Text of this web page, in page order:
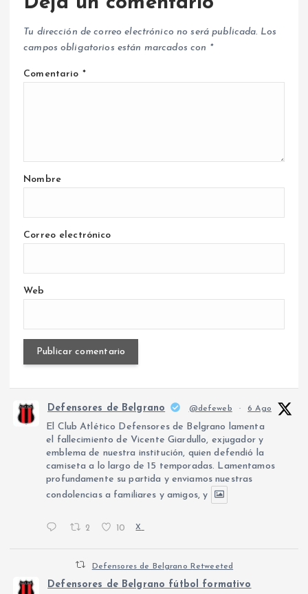
Tu dirección de correo electrónico no será publicada. Los
campos obligatorios están marcados con *
Comentario *
Nombre
Correo electrónico
Web
Defensores de Belgrano @defeweb · 6 Ago
El Club Atlético Defensores de Belgrano lamenta
el fallecimiento de Vicente Giardullo, exjugador y
emblema de nuestra institución, quien defendió la
camiseta a lo largo de 15 temporadas. Lamentamos
profundamente su partida y enviamos nuestras
condolencias a familiares y amigos, y
2 10 X
Defensores de Belgrano Retweeted
Defensores de Belgrano fútbol formativo